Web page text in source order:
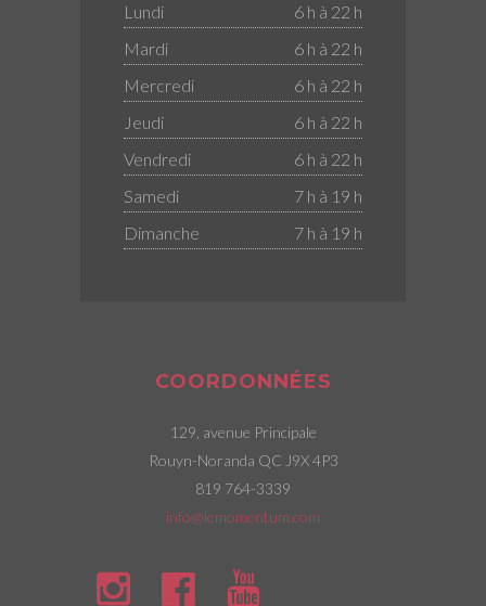
Lundi
6 h à 22 h
Mardi
6 h à 22 h
Mercredi
6 h à 22 h
Jeudi
6 h à 22 h
Vendredi
6 h à 22 h
Samedi
7 h à 19 h
Dimanche
7 h à 19 h
COORDONNÉES
129, avenue Principale
Rouyn-Noranda QC J9X 4P3
819 764-3339
info@lemomentum.com